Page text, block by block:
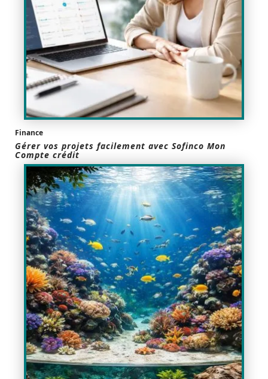
Finance
Gérer vos projets facilement avec Sofinco Mon
Compte crédit